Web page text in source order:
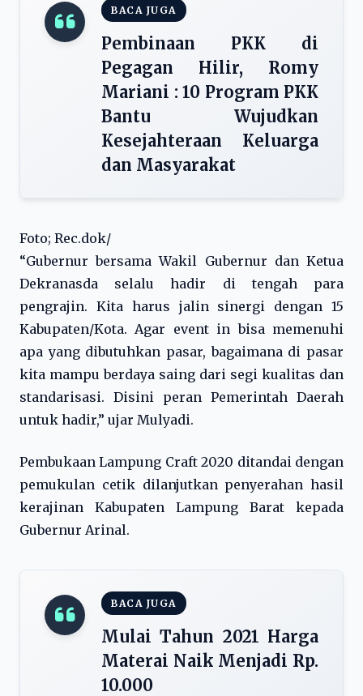
BACA JUGA
Pembinaan PKK di
Pegagan Hilir, Romy
Mariani : 10 Program PKK
Bantu Wujudkan
Kesejahteraan Keluarga
dan Masyarakat
Foto; Rec.dok/
“Gubernur bersama Wakil Gubernur dan Ketua
Dekranasda selalu hadir di tengah para
pengrajin. Kita harus jalin sinergi dengan 15
Kabupaten/Kota. Agar event in bisa memenuhi
apa yang dibutuhkan pasar, bagaimana di pasar
kita mampu berdaya saing dari segi kualitas dan
standarisasi. Disini peran Pemerintah Daerah
untuk hadir,” ujar Mulyadi.
Pembukaan Lampung Craft 2020 ditandai dengan
pemukulan cetik dilanjutkan penyerahan hasil
kerajinan Kabupaten Lampung Barat kepada
Gubernur Arinal.
BACA JUGA
Mulai Tahun 2021 Harga
Materai Naik Menjadi Rp.
10.000